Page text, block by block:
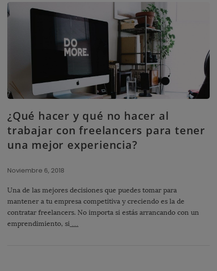
¿Qué hacer y qué no hacer al
trabajar con freelancers para tener
una mejor experiencia?
Noviembre 6, 2018
Una de las mejores decisiones que puedes tomar para
mantener a tu empresa competitiva y creciendo es la de
contratar freelancers. No importa si estás arrancando con un
emprendimiento, si …